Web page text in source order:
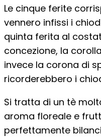
Le cinque ferite
vennero infissi i
quinta ferita al
concezione, la
invece la corona di
ricorderebbero i
Si tratta di un tè
aroma floreale e
perfettamente